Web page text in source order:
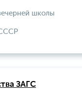
школы
СССР
ЗАГС